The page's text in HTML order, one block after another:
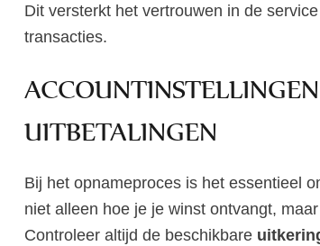
Dit versterkt het vertrouwen in de
transacties.
UITBETALINGEN
Bij het opnameproces is het essentieel
niet alleen hoe je je winst ontvangt,
Controleer altijd de beschikbare